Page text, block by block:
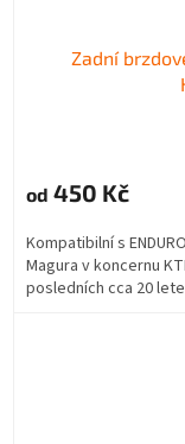
Zadní
od 450 Kč
Kompatibilní s
Magura v koncernu
posledních cca 20